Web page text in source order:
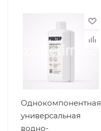
Однокомпонентная
универсальная
водно-